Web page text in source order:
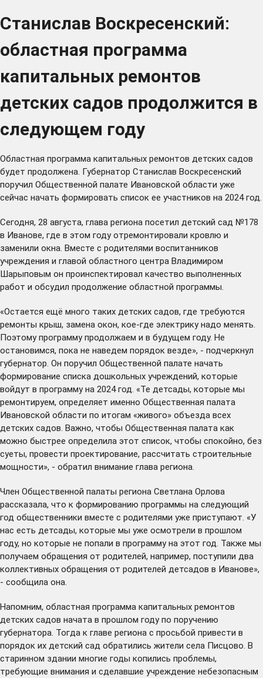
Станислав Воскресенский:
областная программа
капитальных ремонтов
детских садов продолжится в
следующем году
Областная программа капитальных ремонтов детских садов
будет продолжена. Губернатор Станислав Воскресенский
поручил Общественной палате Ивановской области уже
сейчас начать формировать список ее участников на 2024 год.
Сегодня, 28 августа, глава региона посетил детский сад №178
в Иванове, где в этом году отремонтировали кровлю и
заменили окна. Вместе с родителями воспитанников
учреждения и главой областного центра Владимиром
Шарыповым он проинспектировал качество выполненных
работ и обсудил продолжение областной программы.
«Остается ещё много таких детских садов, где требуются
ремонты крыш, замена окон, кое-где электрику надо менять.
Поэтому программу продолжаем и в будущем году. Не
остановимся, пока не наведем порядок везде», - подчеркнул
губернатор. Он поручил Общественной палате начать
формирование списка дошкольных учреждений, которые
войдут в программу на 2024 год. «Те детсады, которые мы
ремонтируем, определяет именно Общественная палата
Ивановской области по итогам «живого» объезда всех
детских садов. Важно, чтобы Общественная палата как
можно быстрее определила этот список, чтобы спокойно, без
суеты, провести проектирование, рассчитать строительные
мощности», - обратил внимание глава региона.
Член Общественной палаты региона Светлана Орлова
рассказала, что к формированию программы на следующий
год общественники вместе с родителями уже приступают. «У
нас есть детсады, которые мы уже осмотрели в прошлом
году, но которые не попали в программу на этот год. Также мы
получаем обращения от родителей, например, поступили два
коллективных обращения от родителей детсадов в Иванове»,
- сообщила она.
Напомним, областная программа капитальных ремонтов
детских садов начата в прошлом году по поручению
губернатора. Тогда к главе региона с просьбой привести в
порядок их детский сад обратились жители села Писцово. В
старинном здании многие годы копились проблемы,
требующие внимания и сделавшие учреждение небезопасным